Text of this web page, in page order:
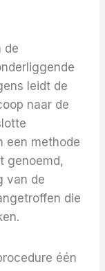
de
leidt de
naar de
een methode
genoemd,
van de
die
één